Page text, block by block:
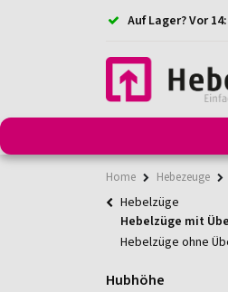
Auf Lager? Vor
Home Hebezeuge
Hebelzüge
Hebelzüge mit
Hebelzüge ohne
Hubhöhe